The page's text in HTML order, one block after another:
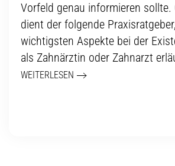
Vorfeld genau informieren sollte.
dient der folgende
wichtigsten Aspekte bei der
als Zahnärztin oder Zahnarzt
WEITERLESEN